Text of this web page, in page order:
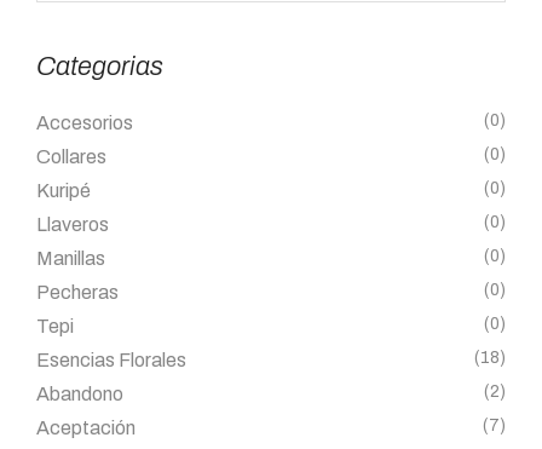
Categorias
Accesorios (0)
Collares (0)
Kuripé (0)
Llaveros (0)
Manillas (0)
Pecheras (0)
Tepi (0)
Esencias Florales (18)
Abandono (2)
Aceptación (7)